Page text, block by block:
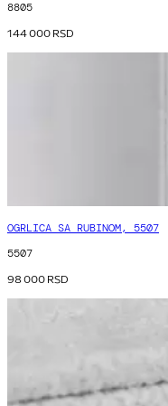
8805
144 000RSD
OGRLICA SA RUBINOM, 5507
5507
98 000RSD